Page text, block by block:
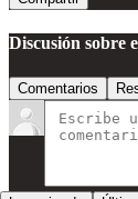
Discusión sobre
Comentarios